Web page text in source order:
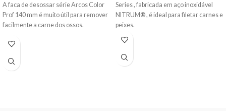
A faca de desossar série Arcos Color
Prof 140 mm é muito útil para remover
facilmente a carne dos ossos.
Series , fabricada em aço inoxidável
NITRUM® , é ideal para filetar carnes e
peixes.